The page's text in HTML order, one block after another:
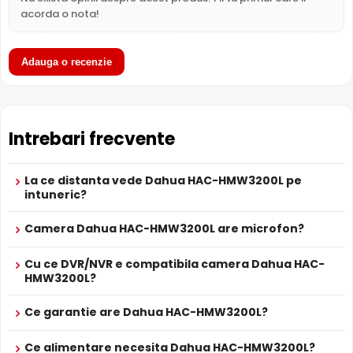
mici.
BLC (Compensare Lumina)
dotata camera Dahua HAC-HMW3200L, permite ca
Alte functii
- Day/Night (Electronic), AWB, AGC
Alimentare
12V DC / 250 mA
Sursa de alimentare NU este inclusa
Prospect tehnic
Dahua HAC-HMW3200L
informativ.
acorda o nota!
Adauga o recenzie
Intrebari frecvente
La ce distanta vede Dahua HAC-HMW3200L pe
intuneric?
Camera Dahua HAC-HMW3200L are microfon?
Cu ce DVR/NVR e compatibila camera Dahua HAC-
HMW3200L?
Ce garantie are Dahua HAC-HMW3200L?
Ce alimentare necesita Dahua HAC-HMW3200L?